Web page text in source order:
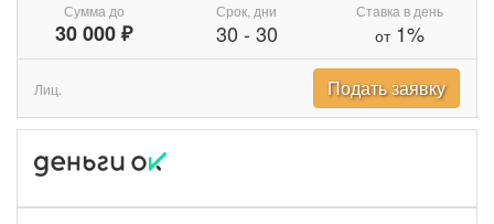
Сумма до
30 000 ₽
Срок, дни
30 - 30
Ставка в день
от1%
Лиц. Подать заявку